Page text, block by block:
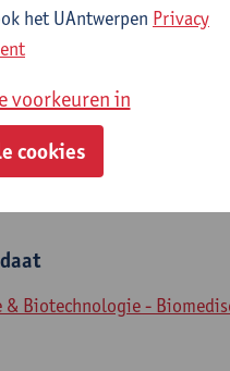
Biotechnologie -
het UAntwerpen Privacy
voorkeuren in
cookies